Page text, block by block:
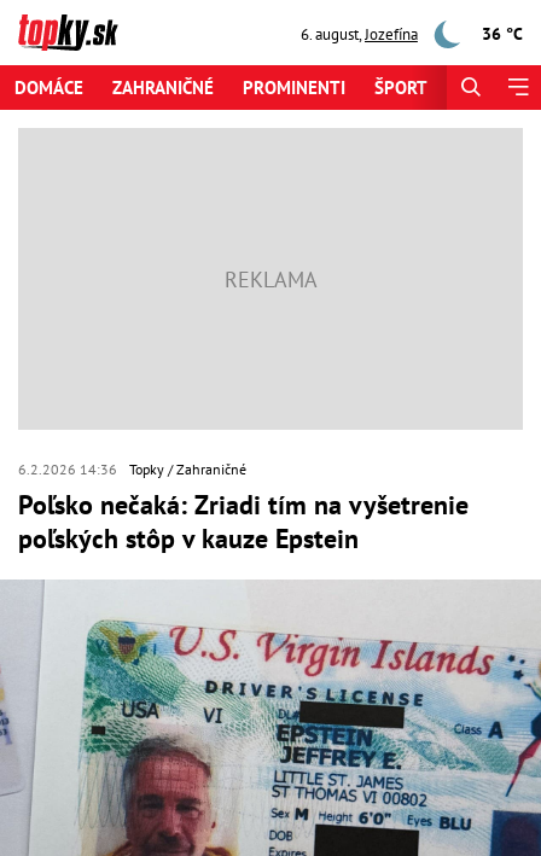
6. august,Jozefína 36 °C
DOMÁCE ZAHRANIČNÉ PROMINENTI ŠPORT
6.2.2026 14:36 Topky Zahraničné
Poľsko nečaká: Zriadi tím na vyšetrenie
poľských stôp v kauze Epstein